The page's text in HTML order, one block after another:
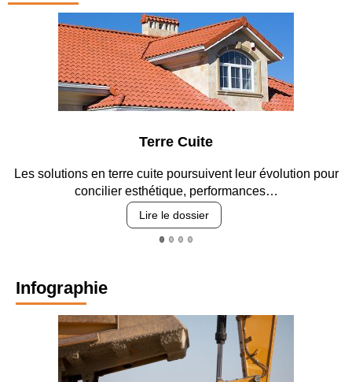
leur évolution pour
Entre circulation, sécurisation des
revêtements et
Infographie